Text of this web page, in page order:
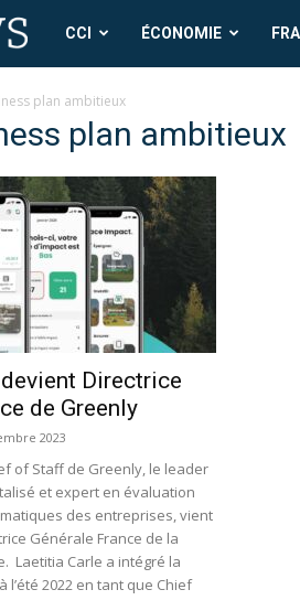
CCI
News
CCI ÉCONOMIE
plan ambitieux
plan ambitieux
Directrice
de Greenly
2023
of Staff de Greenly, le leader
et expert en évaluation
des entreprises, vient
Générale France de la
Laetitia Carle a intégré la
l’été 2022 en tant que Chief